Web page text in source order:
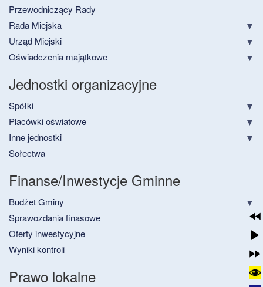
Przewodniczący Rady
Rada Miejska
Urząd Miejski
Oświadczenia majątkowe
Jednostki organizacyjne
Spółki
Placówki oświatowe
Inne jednostki
Sołectwa
Finanse/Inwestycje Gminne
Budżet Gminy
Sprawozdania finasowe
Oferty inwestycyjne
Wyniki kontroli
Prawo lokalne